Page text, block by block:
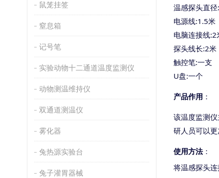
鼠笼挂签
窒息箱
记号笔
实验动物十二通道温度监测仪
动物测温维持仪
双通道测温仪
雾化器
兔热源实验台
兔子灌胃器械
温感探头直径
电源线:1.5米
电脑连接线:2
探头线长:2米
触控笔:一支
U盘:一个
产品作用 ：
该温度监测
研人员可以
使用方法：
将温感探头